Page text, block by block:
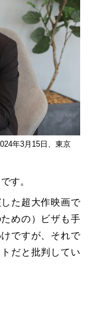
年3月15日、東京
す。
た超大作映画で
めの）ビザも手
ですが、それで
だと批判してい